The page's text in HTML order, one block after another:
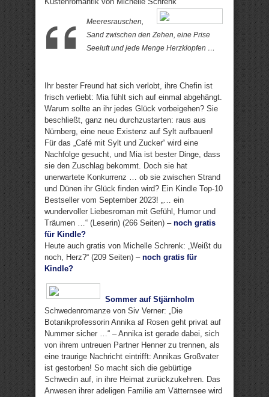
Meeresrauschen,
Sand zwischen den Zehen, eine Prise
Seeluft und jede Menge Herzklopfen …
Ihr bester Freund hat sich verlobt, ihre Chefin ist
frisch verliebt: Mia fühlt sich auf einmal abgehängt.
Warum sollte an ihr jedes Glück vorbeigehen? Sie
beschließt, ganz neu durchzustarten: raus aus
Nürnberg, eine neue Existenz auf Sylt aufbauen!
Für das „Café mit Sylt und Zucker“ wird eine
Nachfolge gesucht, und Mia ist bester Dinge, dass
sie den Zuschlag bekommt. Doch sie hat
unerwartete Konkurrenz … ob sie zwischen Strand
und Dünen ihr Glück finden wird? Ein Kindle Top-10
Bestseller vom September 2023! „… ein
wundervoller Liebesroman mit Gefühl, Humor und
Träumen …“ (Leserin) (266 Seiten) – noch gratis
für Kindle?
Heute auch gratis von Michelle Schrenk: „Weißt du
noch, Herz?“ (209 Seiten) – noch gratis für
Kindle?
Sommer auf Stjärnholm
Schwedenromanze von Siv Verner: „Die
Botanikprofessorin Annika af Rosen geht privat auf
Nummer sicher …“ – Annika ist gerade dabei, sich
von ihrem untreuen Partner Henner zu trennen, als
eine traurige Nachricht eintrifft: Annikas Großvater
ist gestorben! So macht sich die gebürtige
Schwedin auf, in ihre Heimat zurückzukehren. Das
Anwesen ihrer adeligen Familie am Vätternsee wird